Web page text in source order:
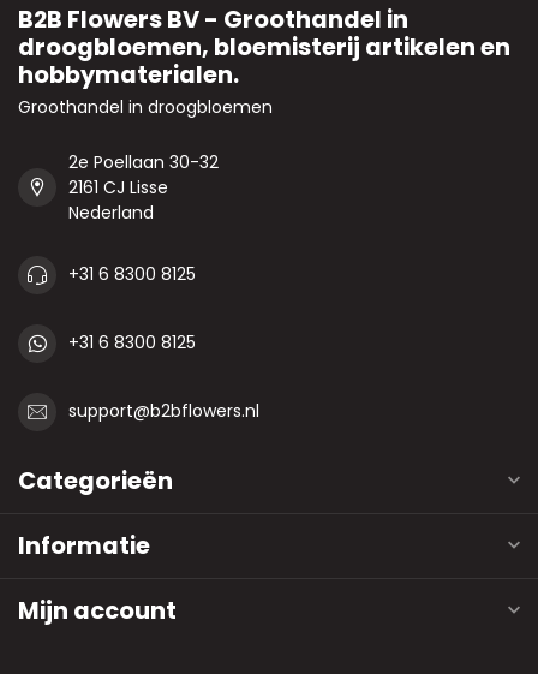
B2B Flowers BV - Groothandel in
droogbloemen, bloemisterij artikelen en
hobbymaterialen.
Groothandel in droogbloemen
2e Poellaan 30-32
2161 CJ Lisse
Nederland
+31 6 8300 8125
+31 6 8300 8125
support@b2bflowers.nl
Categorieën
Informatie
Mijn account